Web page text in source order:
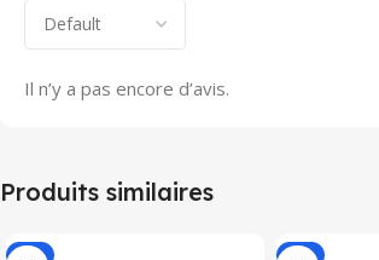
Il n’y a pas encore d’avis.
Produits similaires
-9% -9%